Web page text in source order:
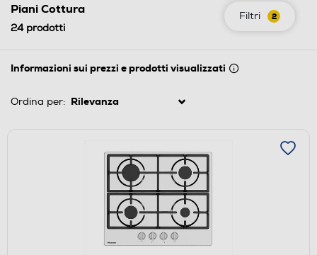
Filtri 2
Piani Cottura
24prodotti
Informazioni sui prezzi e prodotti visualizzati
Ordina per: